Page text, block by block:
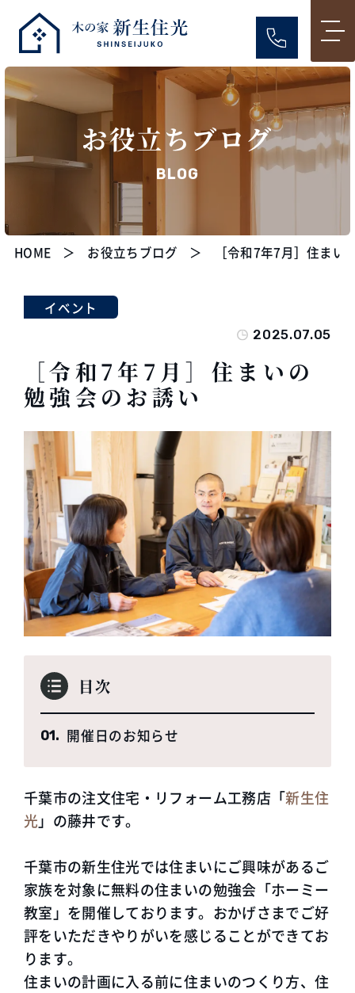
お役立ちブログ
BLOG
HOME お役立ちブログ ［令和7年7月］住まい
イベント
2025.07.05
［令和7年7月］住まいの
勉強会のお誘い
目次
開催日のお知らせ
千葉市の注文住宅・リフォーム工務店「新生住
光」の藤井です。
千葉市の新生住光では住まいにご興味があるご
家族を対象に無料の住まいの勉強会「ホーミー
教室」を開催しております。おかげさまでご好
評をいただきやりがいを感じることができてお
ります。
住まいの計画に入る前に住まいのつくり方、住